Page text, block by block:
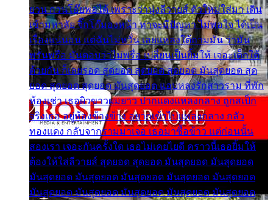
ยวน กวนโอ๊ยพอได้ เพราะว่านุ่งลีวายส์ ตัวใหม่ใส่มา เดิน
เข้ามหาลัย จิ๊กโก๊มองหน้า ท่าจะมีปัญหา ไม่พอใจ ได้เป็น
เรื่องแน่นอน แต่ฉันไม่หวั่น เลยแหลงใต้ถามมัน ว่ามัน
พรั่นพรือ มันตอบว่าไม่พรื่อ เปลี่ยนเป็นยิ้มให้ เจอะเด็กใต้
ด้วยกัน ก็เลยรอด สุดยอด สุดยอด สุดยอด มันสุดยอด สุด
ยอด สุดยอด สุดยอด มันสุดยอด แอบหลงรักสาวราม ที่พัก
ห้องเช่า เธอผิวขาวผมยาว ปากแดงแหลงกลาง ถูกสเป็ก
จริงเธอ อยู่ห้องข้างข้าง อยากเข้าไปแหลงกลาง กลัว
ทองแดง กลับจากรามมาเจอ เธอมาซื้อข้าว แต่ก่อนนั้น
สองเรา เจอะกันครั้งใด เธอไม่เคยไยดี คราวนี้เธอยิ้มให้
ต้องให้ใส่ลีวายส์ สุดยอด สุดยอด มันสุดยอด มันสุดยอด
มันสุดยอด มันสุดยอด มันสุดยอด มันสุดยอด มันสุดยอด
มันสุดยอด มันสุดยอด มันสุดยอด มันสุดยอด มันสุดยอด